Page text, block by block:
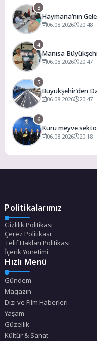
3
Haymana’nın
Yatırıldı
06.08.2026 20:48
4
Manisa
Sertifikasını Aldı
06.08.2026 20:47
5
Büyükşehir’den
06.08.2026 20:47
6
Kuru meyve
Ankara’dan
06.08.2026 20:18
Politikalarımız
Gizlilik Politikası
Çerez Politikası
Telif Hakları Politikası
İçerik Yönetimi
Hızlı Menü
Gündem
Magazin
Dizi ve Film Haberleri
Yaşam
Güzellik
Kültür & Sanat